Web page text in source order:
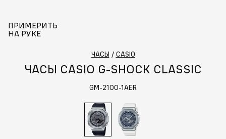
ПРИМЕРИТЬ
НА РУКЕ
ЧАСЫ / CASIO
ЧАСЫ CASIO G-SHOCK CLASSIC
GM-2100-1AER